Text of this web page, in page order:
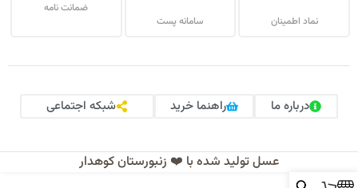
نماد اطمینان سامانه پست
ضمانت نامه
درباره ما راهنما خرید شبکه اجتماعی
عسل تولید شده با ❤️ زنبورستان کوهدار